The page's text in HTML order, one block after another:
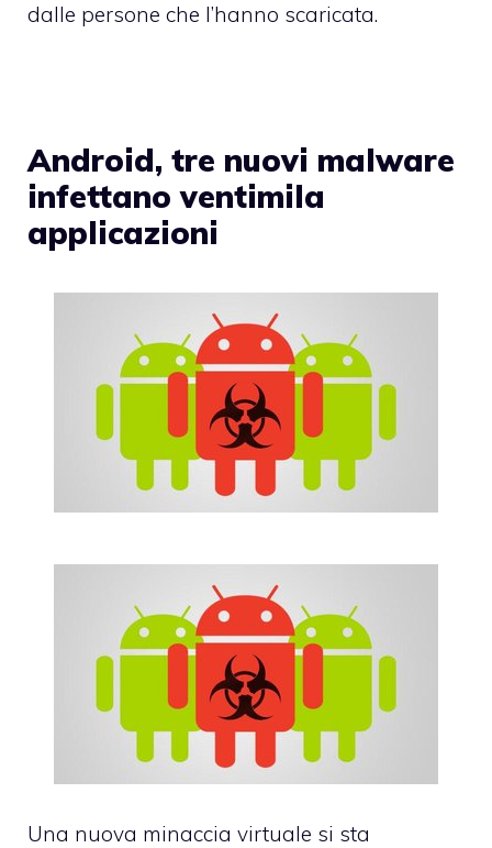
dalle persone che l’hanno scaricata.
Android, tre nuovi malware
infettano ventimila
applicazioni
Una nuova minaccia virtuale si sta